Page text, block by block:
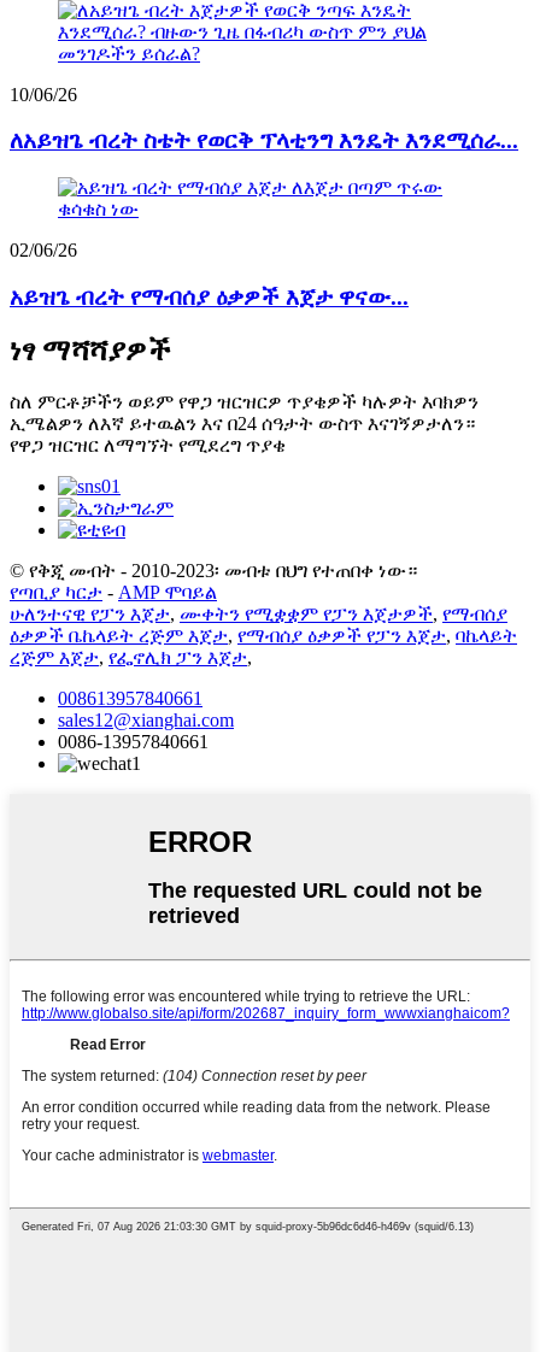
10/06/26
ለአይዝጌ ብረት ስቴት የወርቅ ፕላቲንግ እንዴት እንደሚሰራ...
02/06/26
አይዝጌ ብረት የማብሰያ ዕቃዎች እጀታ ዋናው...
ነፃ ማሻሻያዎች
ስለ ምርቶቻችን ወይም የዋጋ ዝርዝርዎ ጥያቄዎች ካሉዎት እባክዎን
ኢሜልዎን ለእኛ ይተዉልን እና በ24 ሰዓታት ውስጥ እናገኝዎታለን።
የዋጋ ዝርዝር ለማግኘት የሚደረግ ጥያቄ
© የቅጂ መብት - 2010-2023፡ መብቱ በህግ የተጠበቀ ነው።
የጣቢያ ካርታ - AMP ሞባይል
ሁለንተናዊ የፓን እጀታ, ሙቀትን የሚቋቋም የፓን እጀታዎች, የማብሰያ
ዕቃዎች ቤኬላይት ረጅም እጀታ, የማብሰያ ዕቃዎች የፓን እጀታ, ባኬላይት
ረጅም እጀታ, የፌኖሊክ ፓን እጀታ,
008613957840661
sales12@xianghai.com
0086-13957840661